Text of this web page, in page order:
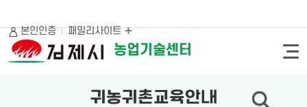
농업기술센터
본인인증 패밀리사이트
귀농귀촌교육안내